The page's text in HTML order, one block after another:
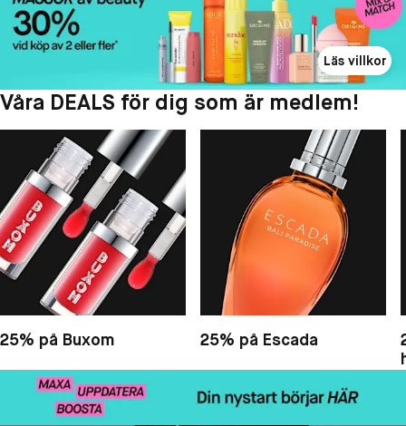
Läs villkor
Våra DEALS för dig som är medlem!
25% på Buxom 25% på Escada